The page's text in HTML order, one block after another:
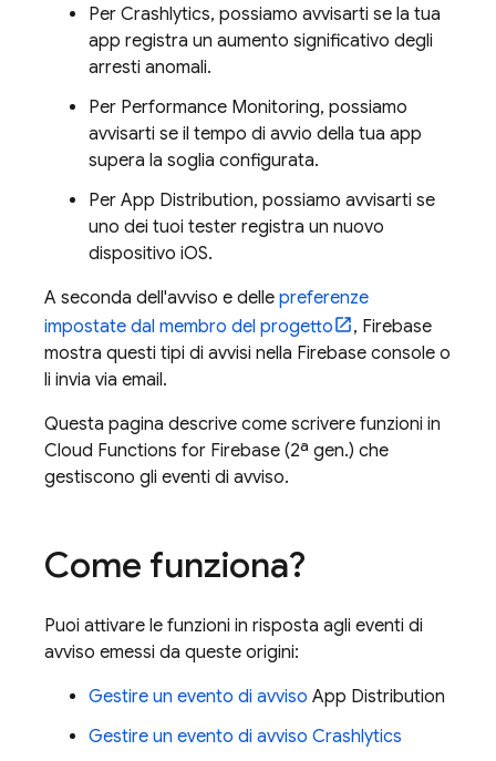
Per Crashlytics, possiamo avvisarti se la tua
app registra un aumento significativo degli
arresti anomali.
Per Performance Monitoring, possiamo
avvisarti se il tempo di avvio della tua app
supera la soglia configurata.
Per App Distribution, possiamo avvisarti se
uno dei tuoi tester registra un nuovo
dispositivo iOS.
A seconda dell'avviso e delle preferenze
impostate dal membro del progetto
, Firebase
mostra questi tipi di avvisi nella Firebase console o
li invia via email.
Questa pagina descrive come scrivere funzioni in
Cloud Functions for Firebase (2ª gen.) che
gestiscono gli eventi di avviso.
Come funziona?
Puoi attivare le funzioni in risposta agli eventi di
avviso emessi da queste origini:
Gestire un evento di avviso App Distribution
Gestire un evento di avviso Crashlytics